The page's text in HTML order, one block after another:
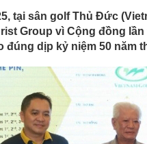
tại sân golf Thủ Đức
Group vì Cộng đồng
đúng dịp kỷ niệm 50 năm